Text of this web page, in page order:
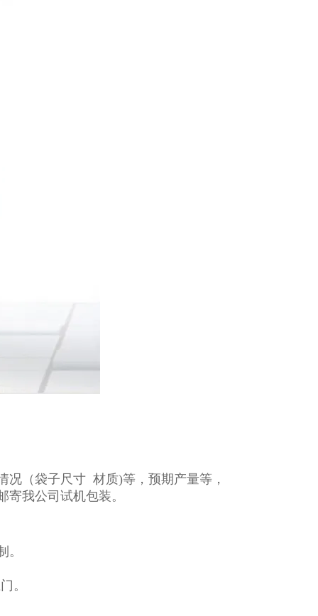
况（袋子尺寸 材质)等，预期产量等，
我公司试机包装。
。